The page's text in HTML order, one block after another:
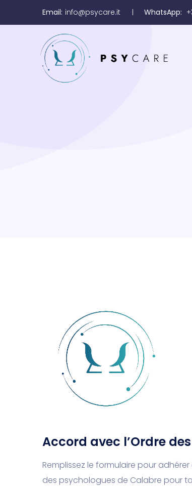
Email: info@psycare.it WhatsApp:
Accord avec l’Ordre
Remplissez le formulaire pour
des psychologues de Calabre pour